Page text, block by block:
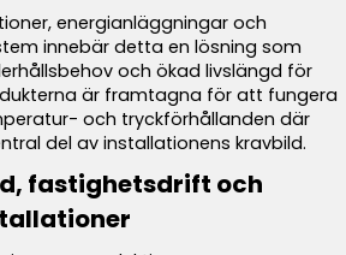
energianläggningar och
innebär detta en lösning som
och ökad livslängd för
är framtagna för att fungera
och tryckförhållanden där
del av installationens kravbild.
fastighetsdrift och